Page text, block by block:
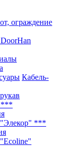
ограждение
Кабель-
***
***